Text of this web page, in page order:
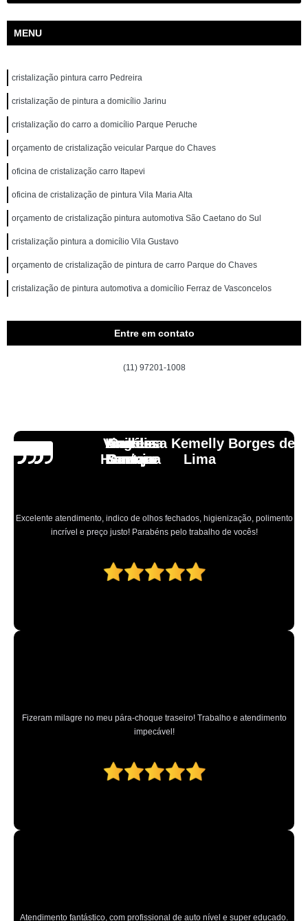
MENU
cristalização pintura carro Pedreira
cristalização de pintura a domicílio Jarinu
cristalização do carro a domicílio Parque Peruche
orçamento de cristalização veicular Parque do Chaves
oficina de cristalização carro Itapevi
oficina de cristalização de pintura Vila Maria Alta
orçamento de cristalização pintura automotiva São Caetano do Sul
cristalização pintura a domicílio Vila Gustavo
orçamento de cristalização de pintura de carro Parque do Chaves
cristalização de pintura automotiva a domicílio Ferraz de Vasconcelos
Entre em contato
(11) 97201-1008
Angélica
Santana
Excelente atendimento, indico de olhos fechados, higienização, polimento
incrível e preço justo! Parabéns pelo trabalho de vocês!
Andressa Kemelly Borges de
Lima
Fizeram milagre no meu pára-choque traseiro! Trabalho e atendimento
impecável!
Carlos
Henrique
Atendimento fantástico, com profissional de auto nível e super educado.
Vinicius
Laranja
Lourdes
Santoro